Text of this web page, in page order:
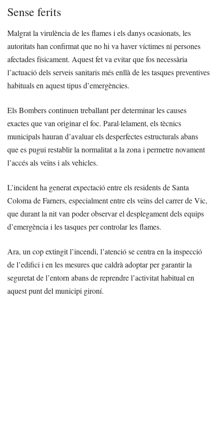
Sense ferits
Malgrat la virulència de les flames i els danys ocasionats, les
autoritats han confirmat que no hi va haver víctimes ni persones
afectades físicament. Aquest fet va evitar que fos necessària
l’actuació dels serveis sanitaris més enllà de les tasques preventives
habituals en aquest tipus d’emergències.
Els Bombers continuen treballant per determinar les causes
exactes que van originar el foc. Paral·lelament, els tècnics
municipals hauran d’avaluar els desperfectes estructurals abans
que es pugui restablir la normalitat a la zona i permetre novament
l’accés als veïns i als vehicles.
L’incident ha generat expectació entre els residents de Santa
Coloma de Farners, especialment entre els veïns del carrer de Vic,
que durant la nit van poder observar el desplegament dels equips
d’emergència i les tasques per controlar les flames.
Ara, un cop extingit l’incendi, l’atenció se centra en la inspecció
de l’edifici i en les mesures que caldrà adoptar per garantir la
seguretat de l’entorn abans de reprendre l’activitat habitual en
aquest punt del municipi gironí.